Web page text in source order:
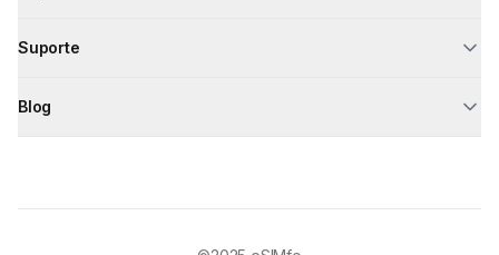
Suporte
Blog